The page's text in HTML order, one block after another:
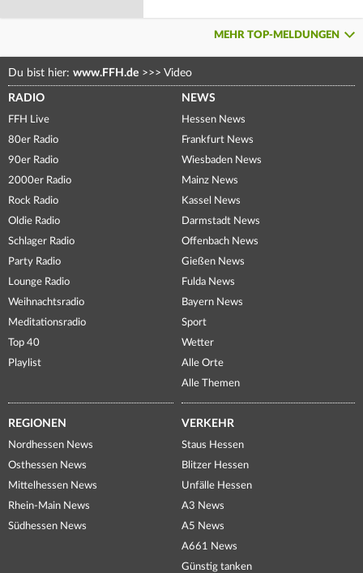
MEHR TOP-MELDUNGEN
Du bist hier: www.FFH.de >>> Video
RADIO
FFH Live
80er Radio
90er Radio
2000er Radio
Rock Radio
Oldie Radio
Schlager Radio
Party Radio
Lounge Radio
Weihnachtsradio
Meditationsradio
Top 40
Playlist
NEWS
Hessen News
Frankfurt News
Wiesbaden News
Mainz News
Kassel News
Darmstadt News
Offenbach News
Gießen News
Fulda News
Bayern News
Sport
Wetter
Alle Orte
Alle Themen
REGIONEN
Nordhessen News
Osthessen News
Mittelhessen News
Rhein-Main News
Südhessen News
VERKEHR
Staus Hessen
Blitzer Hessen
Unfälle Hessen
A3 News
A5 News
A661 News
Günstig tanken